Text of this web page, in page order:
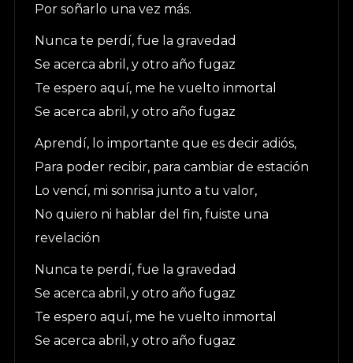
Por soñarlo una vez más.
Nunca te perdí, fue la gravedad
Se acerca abril, y otro año fugaz
Te espero aquí, me he vuelto inmortal
Se acerca abril, y otro año fugaz
Aprendí, lo importante que es decir adiós,
Para poder recibir, para cambiar de estación
Lo vencí, mi sonrisa junto a tu valor,
No quiero ni hablar del fin, fuiste una
revelación
Nunca te perdí, fue la gravedad
Se acerca abril, y otro año fugaz
Te espero aquí, me he vuelto inmortal
Se acerca abril, y otro año fugaz